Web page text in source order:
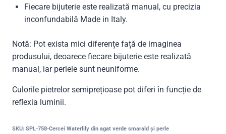
Fiecare bijuterie este realizată manual, cu precizia
inconfundabilă Made in Italy.
Notă: Pot exista mici diferențe față de imaginea
produsului, deoarece fiecare bijuterie este realizată
manual, iar perlele sunt neuniforme.
Culorile pietrelor semiprețioase pot diferi în funcție de
reflexia luminii.
SKU: SPL-758-Cercei Waterlily din agat verde smarald și perle